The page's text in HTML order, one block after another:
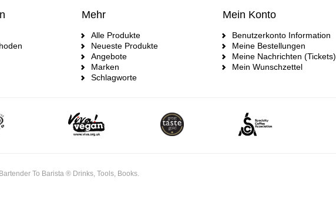
Mehr
Alle Produkte
Neueste Produkte
Angebote
Marken
Schlagworte
Mein Konto
Benutzerkonto Information
Meine Bestellungen
Meine Nachrichten (Tickets)
Mein Wunschzettel
To Barista ® Drinks, Tools, Books.